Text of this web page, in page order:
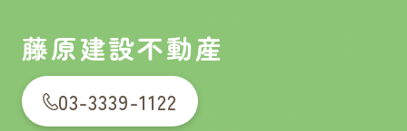
藤原建設不動産
03-3339-1122